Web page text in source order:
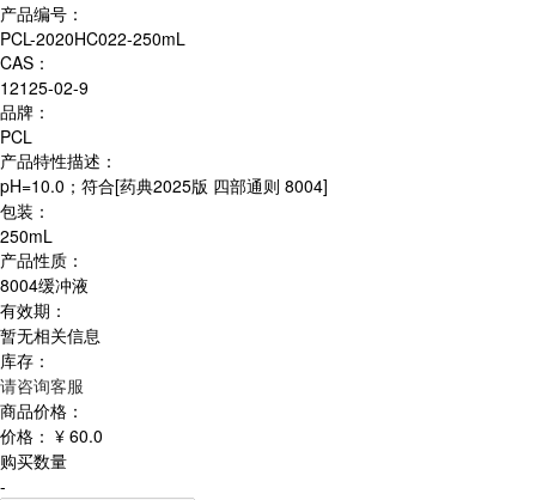
产品编号：
PCL-2020HC022-250mL
CAS：
12125-02-9
品牌：
PCL
产品特性描述：
pH=10.0；符合[药典2025版 四部通则 8004]
包装：
250mL
产品性质：
8004缓冲液
有效期：
暂无相关信息
库存：
请咨询客服
商品价格：
价格： ¥ 60.0
购买数量
-